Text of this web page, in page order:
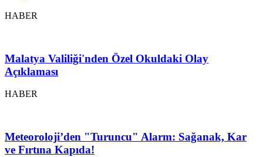
HABER
Malatya Valiliği'nden Özel Okuldaki Olay
Açıklaması
HABER
Meteoroloji’den "Turuncu" Alarm: Sağanak, Kar
ve Fırtına Kapıda!